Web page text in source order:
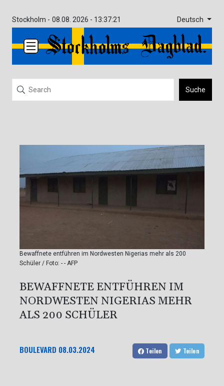
Stockholm - 08.08. 2026 - 13:37:21 Deutsch
Suche
Bewaffnete entführen im Nordwesten Nigerias mehr als 200
Schüler / Foto: - - AFP
BEWAFFNETE ENTFÜHREN IM
NORDWESTEN NIGERIAS MEHR
ALS 200 SCHÜLER
BOULEVARD 08.03.2024 Teilen Teilen